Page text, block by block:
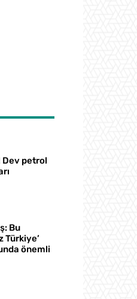
Dev petrol
Bu
Türkiye’
önemli